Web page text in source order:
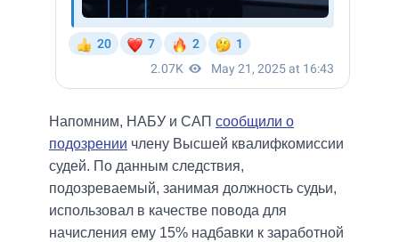
Напомним, НАБУ и САП сообщили о
подозрении члену Высшей квалифкомиссии
судей. По данным следствия,
подозреваемый, занимая должность судьи,
использовал в качестве повода для
начисления ему 15% надбавки к заработной